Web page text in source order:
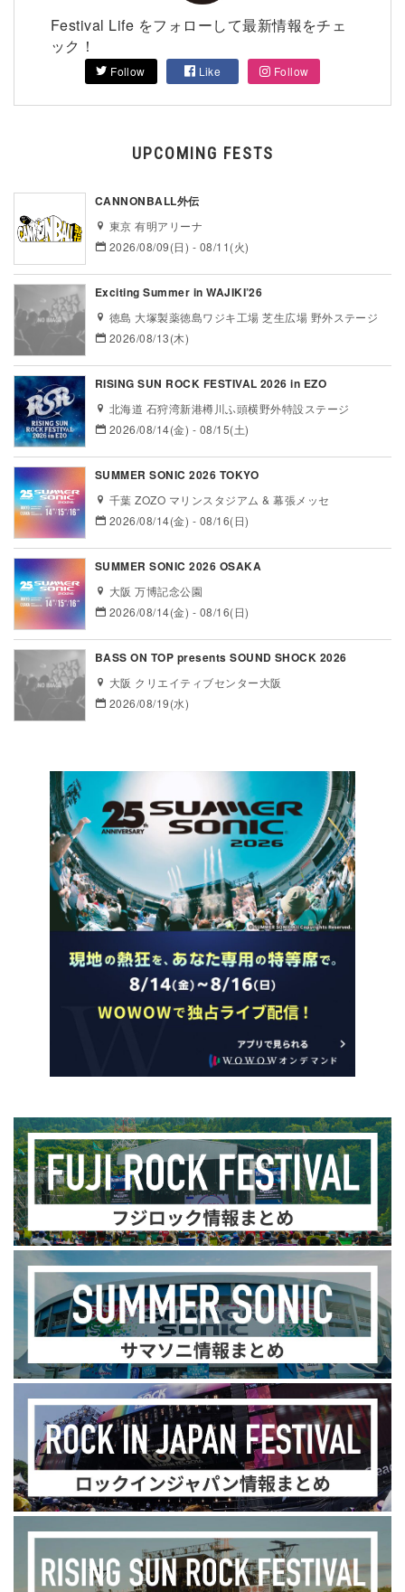
Festival Life をフォローして最新情報をチェ
ック！
Follow Like Follow
UPCOMING FESTS
CANNONBALL外伝
東京 有明アリーナ
2026/08/09(日) - 08/11(火)
Exciting Summer in WAJIKI’26
徳島 大塚製薬徳島ワジキ工場 芝生広場 野外ステージ
2026/08/13(木)
RISING SUN ROCK FESTIVAL 2026 in EZO
北海道 石狩湾新港樽川ふ頭横野外特設ステージ
2026/08/14(金) - 08/15(土)
SUMMER SONIC 2026 TOKYO
千葉 ZOZO マリンスタジアム & 幕張メッセ
2026/08/14(金) - 08/16(日)
SUMMER SONIC 2026 OSAKA
大阪 万博記念公園
2026/08/14(金) - 08/16(日)
BASS ON TOP presents SOUND SHOCK 2026
大阪 クリエイティブセンター大阪
2026/08/19(水)